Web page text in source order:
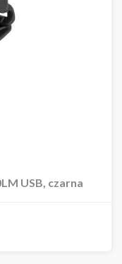
USB, czarna